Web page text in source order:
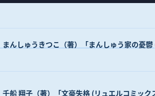
んしゅうきつこ（著）「まんしゅう家の憂
船 翔子（著）「文豪失格 (リュエルコミック